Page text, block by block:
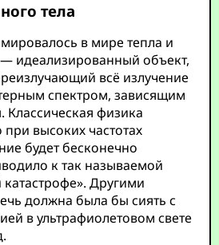
тела
в мире тепла и
идеализированный объект,
всё излучение
спектром, зависящим
Классическая физика
высоких частотах
будет бесконечно
к так называемой
катастрофе». Другими
должна была бы сиять с
в ультрафиолетовом свете